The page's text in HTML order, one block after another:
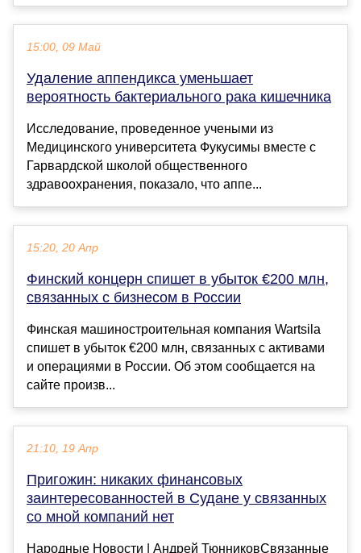
15:00, 09 Май
Удаление аппендикса уменьшает
вероятность бактериального рака кишечника
Исследование, проведенное учеными из
Медицинского университета Фукусимы вместе с
Гарвардской школой общественного
здравоохранения, показало, что аппе...
15:20, 20 Апр
Финский концерн спишет в убыток €200 млн,
связанных с бизнесом в России
Финская машиностроительная компания Wartsila
спишет в убыток €200 млн, связанных с активами
и операциями в России. Об этом сообщается на
сайте произв...
21:10, 19 Апр
Пригожин: никаких финансовых
заинтересованностей в Судане у связанных
со мной компаний нет
Народные Новости | Андрей ТюнниковСвязанные